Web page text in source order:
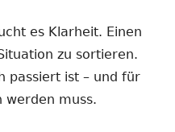
es Klarheit. Einen
zu sortieren.
passiert ist – und für
werden muss.